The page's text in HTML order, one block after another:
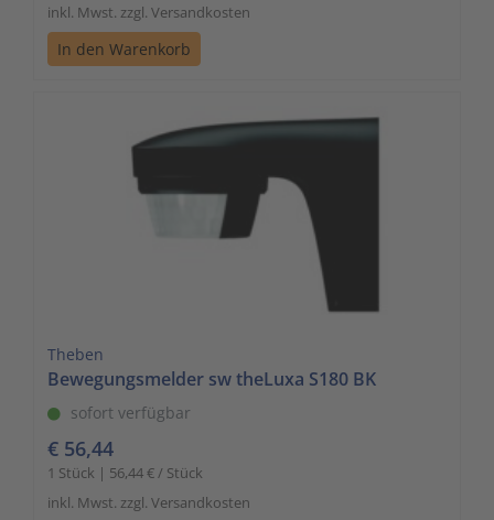
inkl. Mwst. zzgl. Versandkosten
In den Warenkorb
Theben
Bewegungsmelder sw theLuxa S180 BK
sofort verfügbar
€ 56,44
1 Stück | 56,44 € / Stück
inkl. Mwst. zzgl. Versandkosten